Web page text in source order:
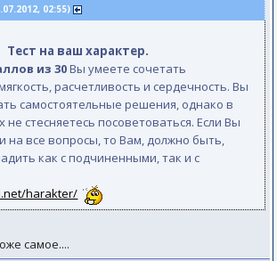
02:55)
Тест на ваш характер.
из 30Вы умеете сочетать
расчетливость и сердечность. Вы
самостоятельные решения, однако в
не стесняетесь посоветоваться. Если Вы
на все вопросы, то Вам, должно быть,
как с подчиненными, так и с
harakter/
самое....